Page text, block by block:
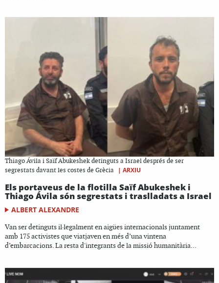
Thiago Ávila i Saïf Abukeshek detinguts a Israel després de ser
segrestats davant les costes de Grècia
| ARXIU
Els portaveus de la flotilla Saïf Abukeshek i
Thiago Ávila són segrestats i traslladats a Israel
ALBERT ALEXANDRE
Van ser detinguts il·legalment en aigües internacionals juntament
amb 175 activistes que viatjaven en més d’una vintena
d’embarcacions. La resta d'integrants de la missió humanitària...